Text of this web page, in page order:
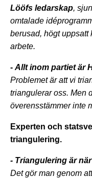
Lööfs ledarskap,
omtalade
berusad, högt
arbete.
- Allt inom partiet är
Problemet är att vi
triangulerar oss. Men
överensstämmer inte
Experten och
triangulering.
- Triangulering är
Det gör man genom